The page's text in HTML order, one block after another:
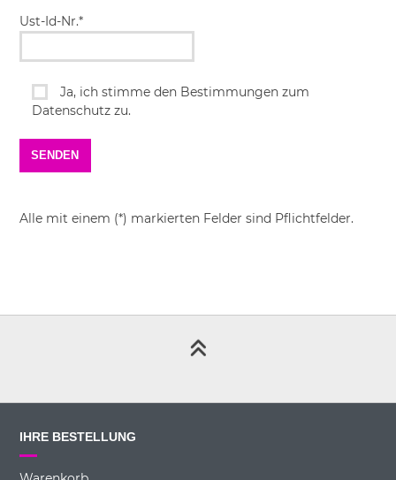
Ust-Id-Nr.*
Ja, ich stimme den Bestimmungen zum
Datenschutz zu.
Alle mit einem (*) markierten Felder sind Pflichtfelder.
IHRE BESTELLUNG